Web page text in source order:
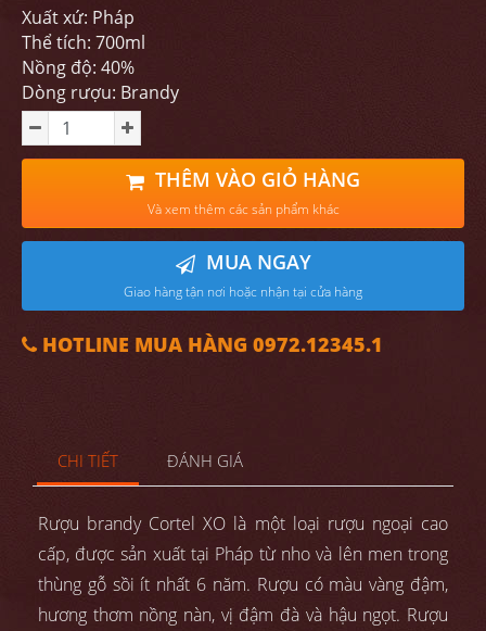
Xuất xứ: Pháp
Thể tích: 700ml
Nồng độ: 40%
Dòng rượu: Brandy
THÊM VÀO GIỎ HÀNG
Và xem thêm các sản phẩm khác
MUA NGAY
Giao hàng tận nơi hoặc nhận tại cửa hàng
HOTLINE MUA HÀNG 0972.12345.1
CHI TIẾT ĐÁNH GIÁ
Rượu brandy Cortel XO là một loại rượu ngoại cao
cấp, được sản xuất tại Pháp từ nho và lên men trong
thùng gỗ sồi ít nhất 6 năm. Rượu có màu vàng đậm,
hương thơm nồng nàn, vị đậm đà và hậu ngọt. Rượu